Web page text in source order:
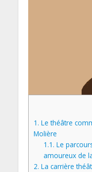
1. Le théâtre
Molière
1.1. Le
amoureux de
2. La carrière